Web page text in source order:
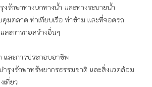
รักษาทางบกทางน้ำ และทางระบายน้ำ
มตลาด ท่าเทียบเรือ ท่าข้าม และที่จอดรถ
ละการก่อสร้างอื่นๆ
และการประกอบอาชีพ
รุงรักษาทรัพยากรธรรมชาติ และสิ่งแวดล้อม
เที่ยว